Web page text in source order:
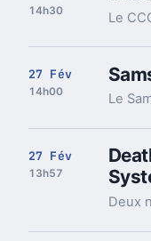
14h30
27 Fév
14h00
27 Fév
13h57